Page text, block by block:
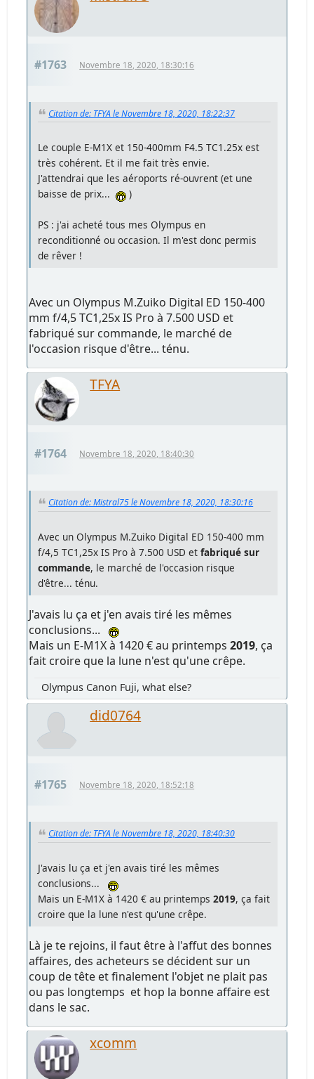
#1763 Novembre 18, 2020, 18:30:16
Citation de: TFYA le Novembre 18, 2020, 18:22:37
Le couple E-M1X et 150-400mm F4.5 TC1.25x est
très cohérent. Et il me fait très envie.
J'attendrai que les aéroports ré-ouvrent (et une
baisse de prix...
)
PS : j'ai acheté tous mes Olympus en
reconditionné ou occasion. Il m'est donc permis
de rêver !
Avec un Olympus M.Zuiko Digital ED 150-400
mm f/4,5 TC1,25x IS Pro à 7.500 USD et
fabriqué sur commande, le marché de
l'occasion risque d'être... ténu.
TFYA
#1764 Novembre 18, 2020, 18:40:30
Citation de: Mistral75 le Novembre 18, 2020, 18:30:16
Avec un Olympus M.Zuiko Digital ED 150-400 mm
f/4,5 TC1,25x IS Pro à 7.500 USD et fabriqué sur
commande, le marché de l'occasion risque
d'être... ténu.
J'avais lu ça et j'en avais tiré les mêmes
conclusions...
Mais un E-M1X à 1420 € au printemps2019, ça
fait croire que la lune n'est qu'une crêpe.
Olympus Canon Fuji, what else?
did0764
#1765 Novembre 18, 2020, 18:52:18
Citation de: TFYA le Novembre 18, 2020, 18:40:30
J'avais lu ça et j'en avais tiré les mêmes
conclusions...
Mais un E-M1X à 1420 € au printemps2019, ça fait
croire que la lune n'est qu'une crêpe.
Là je te rejoins, il faut être à l'affut des bonnes
affaires, des acheteurs se décident sur un
coup de tête et finalement l'objet ne plait pas
ou pas longtemps et hop la bonne affaire est
dans le sac.
xcomm